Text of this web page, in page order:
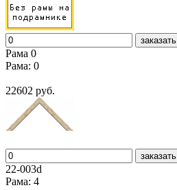
заказать
Рама 0
Рама: 0
22602 руб.
заказать
22-003d
Рама: 4